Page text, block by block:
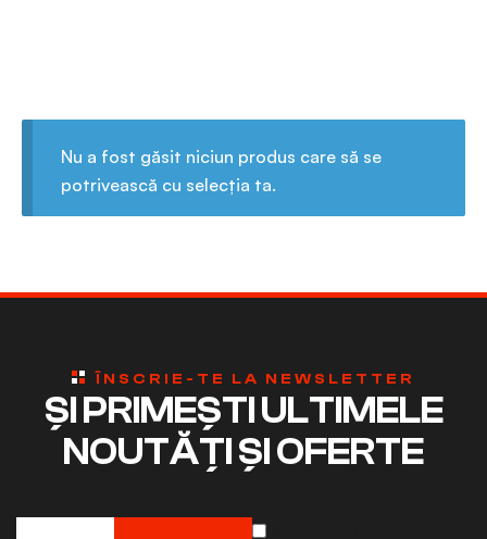
Nu a fost găsit niciun produs care să se
potrivească cu selecția ta.
ÎNSCRIE-TE LA NEWSLETTER
ȘI PRIMEȘTI ULTIMELE
NOUTĂȚI ȘI OFERTE